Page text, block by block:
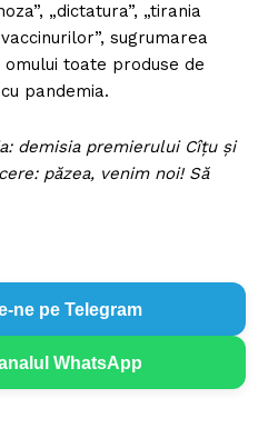
„dictatura”, „tirania
sugrumarea
toate produse de
pandemia.
demisia premierului Cîțu și
păzea, venim noi! Să
ne pe Telegram
WhatsApp